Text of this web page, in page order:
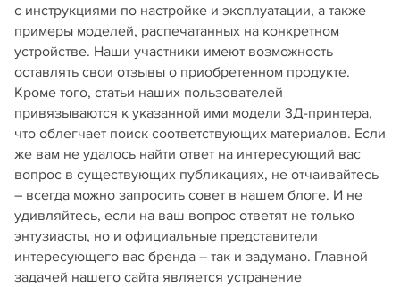
с инструкциями по настройке и эксплуатации, а также
примеры моделей, распечатанных на конкретном
устройстве. Наши участники имеют возможность
оставлять свои отзывы о приобретенном продукте.
Кроме того, статьи наших пользователей
привязываются к указанной ими модели 3Д-принтера,
что облегчает поиск соответствующих материалов. Если
же вам не удалось найти ответ на интересующий вас
вопрос в существующих публикациях, не отчаивайтесь
– всегда можно запросить совет в нашем блоге. И не
удивляйтесь, если на ваш вопрос ответят не только
энтузиасты, но и официальные представители
интересующего вас бренда – так и задумано. Главной
задачей нашего сайта является устранение